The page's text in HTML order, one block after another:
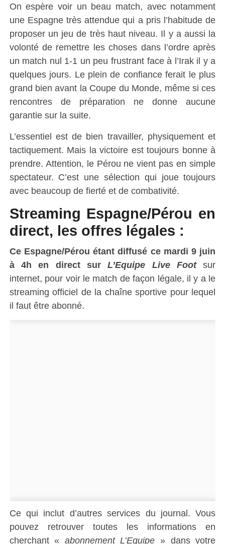
On espère voir un beau match, avec notamment
une Espagne très attendue qui a pris l’habitude de
proposer un jeu de très haut niveau. Il y a aussi la
volonté de remettre les choses dans l’ordre après
un match nul 1-1 un peu frustrant face à l’Irak il y a
quelques jours. Le plein de confiance ferait le plus
grand bien avant la Coupe du Monde, même si ces
rencontres de préparation ne donne aucune
garantie sur la suite.
L’essentiel est de bien travailler, physiquement et
tactiquement. Mais la victoire est toujours bonne à
prendre. Attention, le Pérou ne vient pas en simple
spectateur. C’est une sélection qui joue toujours
avec beaucoup de fierté et de combativité.
Streaming Espagne/Pérou en
direct, les offres légales :
Ce Espagne/Pérou étant diffusé ce mardi 9 juin
à 4h en direct surL’Equipe Live Foot
sur
internet, pour voir le match de façon légale, il y a le
streaming officiel de la chaîne sportive pour lequel
il faut être abonné.
Ce qui inclut d’autres services du journal. Vous
pouvez retrouver toutes les informations en
cherchant « abonnement L’Equipe » dans votre